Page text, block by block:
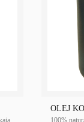
OLEJ
100%